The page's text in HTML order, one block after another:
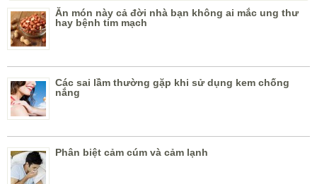
Ăn món này cả đời nhà bạn không ai mắc ung thư
hay bệnh tim mạch
Các sai lầm thường gặp khi sử dụng kem chống
nắng
Phân biệt cảm cúm và cảm lạnh